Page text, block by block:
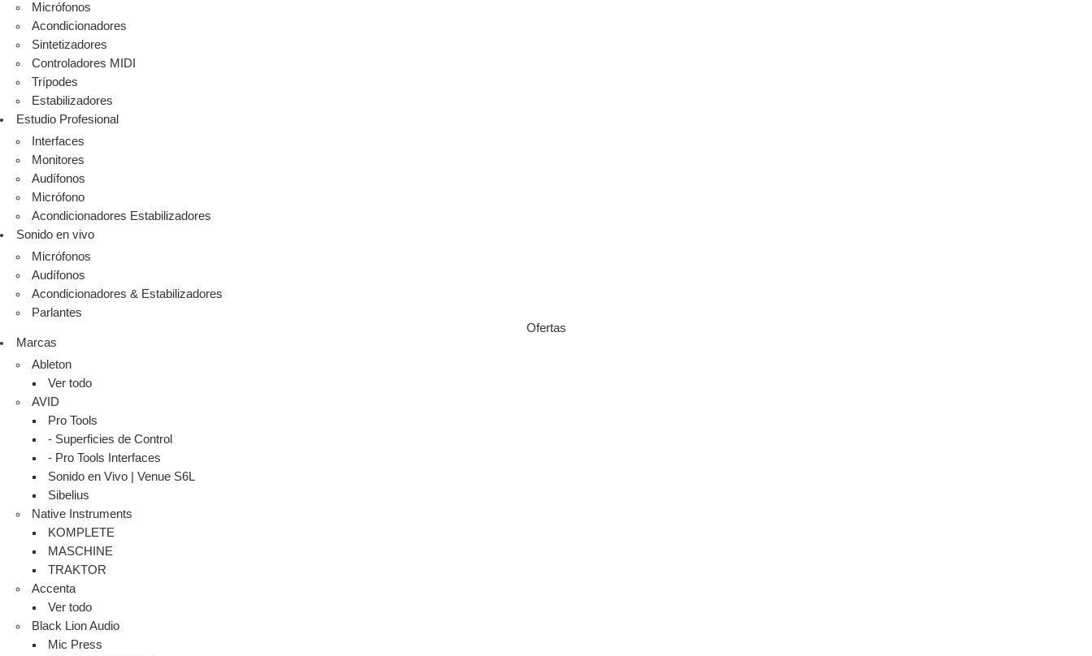
Micrófonos
Acondicionadores
Sintetizadores
Controladores MIDI
Trípodes
Estabilizadores
Estudio Profesional
Interfaces
Monitores
Audífonos
Micrófono
Acondicionadores Estabilizadores
Sonido en vivo
Micrófonos
Audífonos
Acondicionadores & Estabilizadores
Parlantes
Ofertas
Marcas
Ableton
Ver todo
AVID
Pro Tools
- Superficies de Control
- Pro Tools Interfaces
Sonido en Vivo | Venue S6L
Sibelius
Native Instruments
KOMPLETE
MASCHINE
TRAKTOR
Accenta
Ver todo
Black Lion Audio
Mic Press